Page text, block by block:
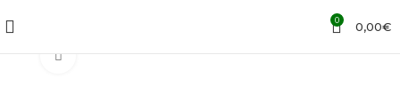
0 0,00€